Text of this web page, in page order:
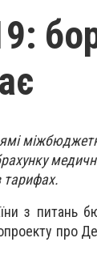
тарифах.
з питань
про